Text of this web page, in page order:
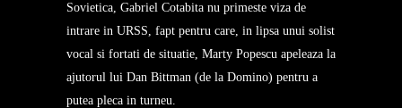
Sovietica, Gabriel Cotabita nu primeste viza de
intrare in URSS, fapt pentru care, in lipsa unui solist
vocal si fortati de situatie, Marty Popescu apeleaza la
ajutorul lui Dan Bittman (de la Domino) pentru a
putea pleca in turneu.